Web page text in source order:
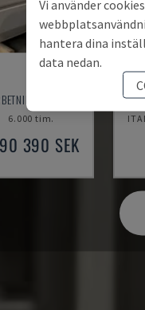
6.000 tim.
390 SEK
Vi använder
hantera dina
data nedan.